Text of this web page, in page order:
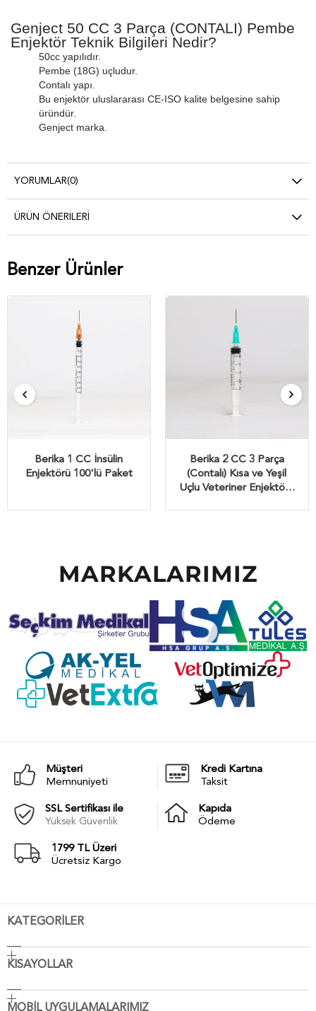
Genject 50 CC 3 Parça (CONTALI) Pembe
Enjektör Teknik Bilgileri Nedir?
50cc yapılıdır.
Pembe (18G) uçludur.
Contalı yapı.
Bu enjektör uluslararası CE-ISO kalite belgesine sahip
üründür.
Genject marka.
YORUMLAR(0)
ÜRÜN ÖNERILERI
Benzer Ürünler
Berika 1 CC İnsülin
Enjektörü 100'lü Paket
Berika 2 CC 3 Parça
(Contalı) Kısa ve Yeşil
Uçlu Veteriner Enjektörü
MARKALARIMIZ
Müşteri
Memnuniyeti
Kredi Kartına
Taksit
SSL Sertifikası ile
Yüksek Güvenlik
Kapıda
Ödeme
1799 TL Üzeri
Ücretsiz Kargo
KATEGORİLER
KISAYOLLAR
MOBİL UYGULAMALARIMIZ